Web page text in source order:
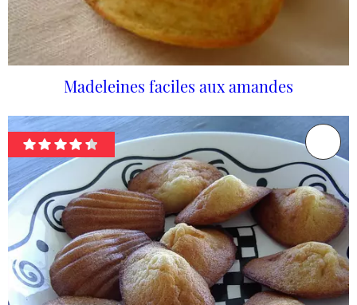
Madeleines faciles aux amandes